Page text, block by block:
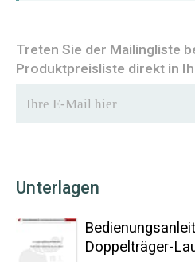
Treten Sie der Mailingliste
Produktpreisliste direkt in
Unterlagen
Doppelträger-